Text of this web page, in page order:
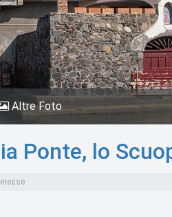
Altre Foto
Ponte, lo